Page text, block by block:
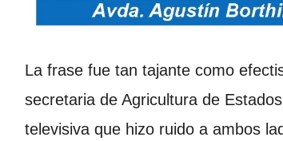
La frase fue tan tajante como
secretaria de Agricultura de
televisiva que hizo ruido a ambos